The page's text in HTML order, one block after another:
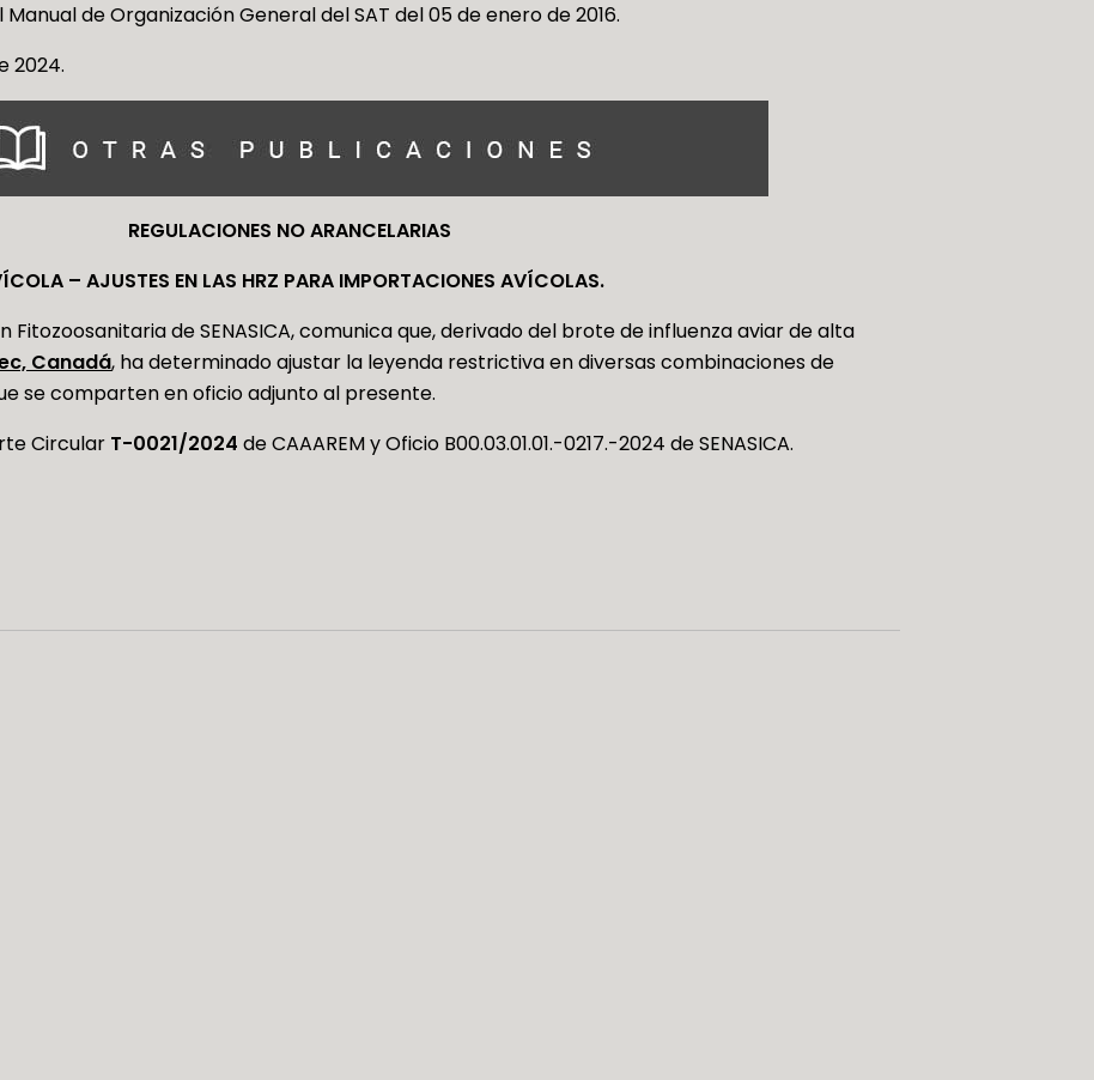
Manual de Organización General del SAT del 05 de enero de 2016.
2024.
REGULACIONES NO ARANCELARIAS
– AJUSTES EN LAS HRZ PARA IMPORTACIONES AVÍCOLAS.
Fitozoosanitaria de SENASICA, comunica que, derivado del brote de influenza aviar de alta
Canadá, ha determinado ajustar la leyenda restrictiva en diversas combinaciones de
se comparten en oficio adjunto al presente.
Circular T-0021/2024de CAAAREM y Oficio B00.03.01.01.-0217.-2024 de SENASICA.